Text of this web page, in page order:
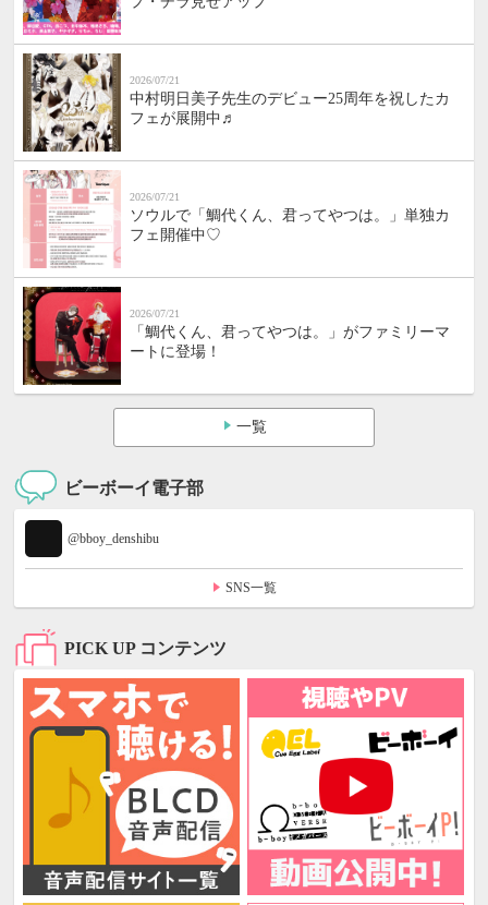
2026/07/21
中村明日美子先生のデビュー25周年を祝したカ
フェが展開中♬
2026/07/21
ソウルで「鯛代くん、君ってやつは。」単独カ
フェ開催中♡
2026/07/21
「鯛代くん、君ってやつは。」がファミリーマ
ートに登場！
一覧
ビーボーイ電子部
@bboy_denshibu
SNS一覧
PICK UP コンテンツ